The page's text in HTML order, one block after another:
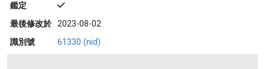
鑑定
最後修改於 2023-08-02
識別號
61330 (nid)